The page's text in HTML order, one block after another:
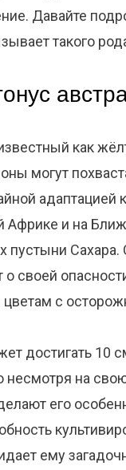
Давайте
такого
как
могут
Африке и на
пустыни
о своей
цветам с
достигать 10
на
его
ему